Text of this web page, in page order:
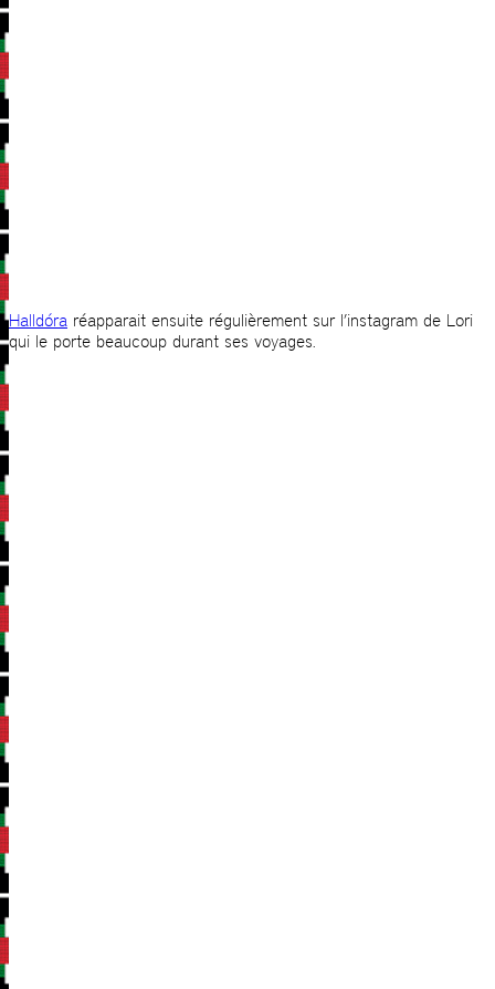
Halldóra réapparait ensuite régulièrement sur l’instagram de Lori
qui le porte beaucoup durant ses voyages.